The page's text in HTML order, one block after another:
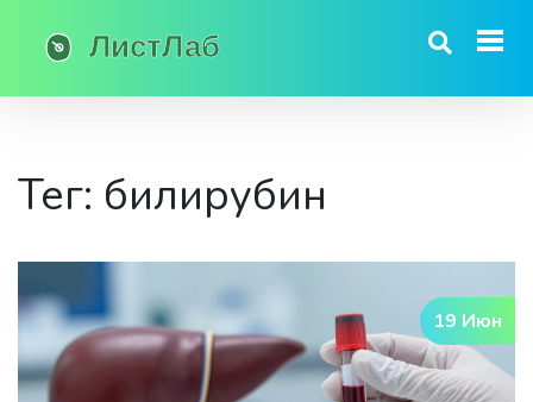
Тег: билирубин
19 Июн